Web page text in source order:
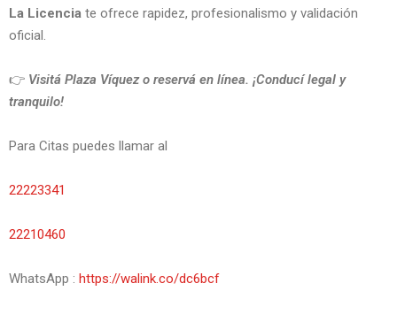
La Licencia te ofrece rapidez, profesionalismo y validación
oficial.
👉 Visitá Plaza Víquez o reservá en línea. ¡Conducí legal y
tranquilo!
Para Citas puedes llamar al
22223341
22210460
WhatsApp : https://walink.co/dc6bcf